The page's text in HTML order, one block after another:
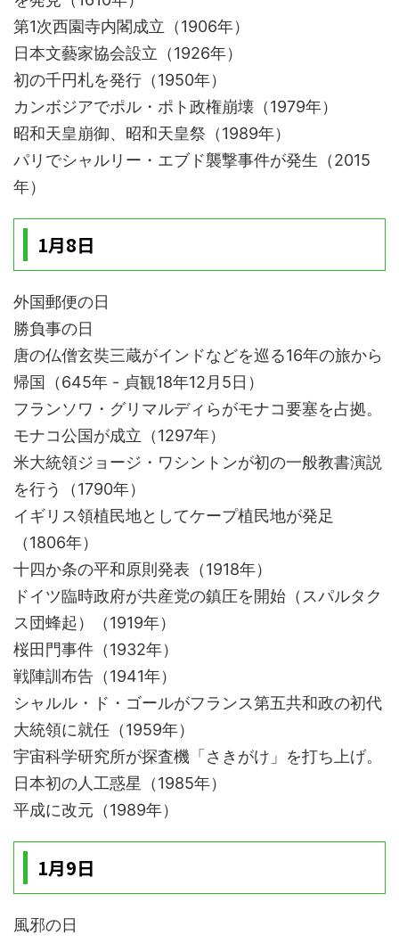
第1次西園寺内閣成立（1906年）
日本文藝家協会設立（1926年）
初の千円札を発行（1950年）
カンボジアでポル・ポト政権崩壊（1979年）
昭和天皇崩御、昭和天皇祭（1989年）
パリでシャルリー・エブド襲撃事件が発生（2015
年）
1月8日
外国郵便の日
勝負事の日
唐の仏僧玄奘三蔵がインドなどを巡る16年の旅から
帰国（645年 - 貞観18年12月5日）
フランソワ・グリマルディらがモナコ要塞を占拠。
モナコ公国が成立（1297年）
米大統領ジョージ・ワシントンが初の一般教書演説
を行う（1790年）
イギリス領植民地としてケープ植民地が発足
（1806年）
十四か条の平和原則発表（1918年）
ドイツ臨時政府が共産党の鎮圧を開始（スパルタク
ス団蜂起）（1919年）
桜田門事件（1932年）
戦陣訓布告（1941年）
シャルル・ド・ゴールがフランス第五共和政の初代
大統領に就任（1959年）
宇宙科学研究所が探査機「さきがけ」を打ち上げ。
日本初の人工惑星（1985年）
平成に改元（1989年）
1月9日
風邪の日